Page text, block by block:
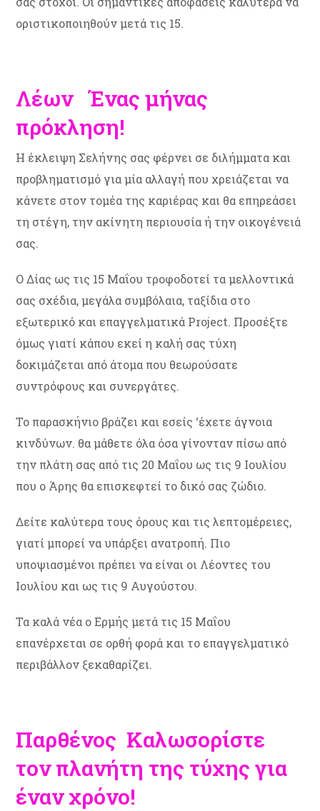
οριστικοποιηθούν μετά τις 15.
Λέων Ένας μήνας
πρόκληση!
Η έκλειψη Σελήνης σας φέρνει σε διλήμματα και
προβληματισμό για μία αλλαγή που χρειάζεται να
κάνετε στον τομέα της καριέρας και θα επηρεάσει
τη στέγη, την ακίνητη περιουσία ή την οικογένειά
σας.
Ο Δίας ως τις 15 Μαΐου τροφοδοτεί τα μελλοντικά
σας σχέδια, μεγάλα συμβόλαια, ταξίδια στο
εξωτερικό και επαγγελματικά Project. Προσέξτε
όμως γιατί κάπου εκεί η καλή σας τύχη
δοκιμάζεται από άτομα που θεωρούσατε
συντρόφους και συνεργάτες.
Το παρασκήνιο βράζει και εσείς ‘έχετε άγνοια
κινδύνων. θα μάθετε όλα όσα γίνονταν πίσω από
την πλάτη σας από τις 20 Μαΐου ως τις 9 Ιουλίου
που ο Άρης θα επισκεφτεί το δικό σας ζώδιο.
Δείτε καλύτερα τους όρους και τις λεπτομέρειες,
γιατί μπορεί να υπάρξει ανατροπή. Πιο
υποψιασμένοι πρέπει να είναι οι Λέοντες του
Ιουλίου και ως τις 9 Αυγούστου.
Τα καλά νέα ο Ερμής μετά τις 15 Μαΐου
επανέρχεται σε ορθή φορά και το επαγγελματικό
περιβάλλον ξεκαθαρίζει.
Παρθένος Καλωσορίστε
τον πλανήτη της τύχης για
έναν χρόνο!